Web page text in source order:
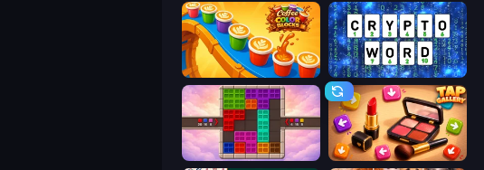
Coffee Color Blocks Cryptoword
Color Cube Puzzle Tap Gallery